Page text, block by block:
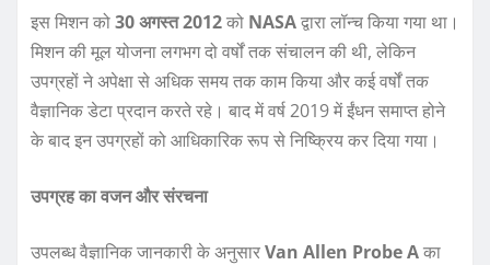
इस मिशन को30 अगस्त 2012को NASAद्वारा लॉन्च किया गया था।
मिशन की मूल योजना लगभग दो वर्षों तक संचालन की थी, लेकिन
उपग्रहों ने अपेक्षा से अधिक समय तक काम किया और कई वर्षों तक
वैज्ञानिक डेटा प्रदान करते रहे। बाद में वर्ष 2019 में ईंधन समाप्त होने
के बाद इन उपग्रहों को आधिकारिक रूप से निष्क्रिय कर दिया गया।
उपग्रह का वजन और संरचना
उपलब्ध वैज्ञानिक जानकारी के अनुसारVan Allen Probe Aका